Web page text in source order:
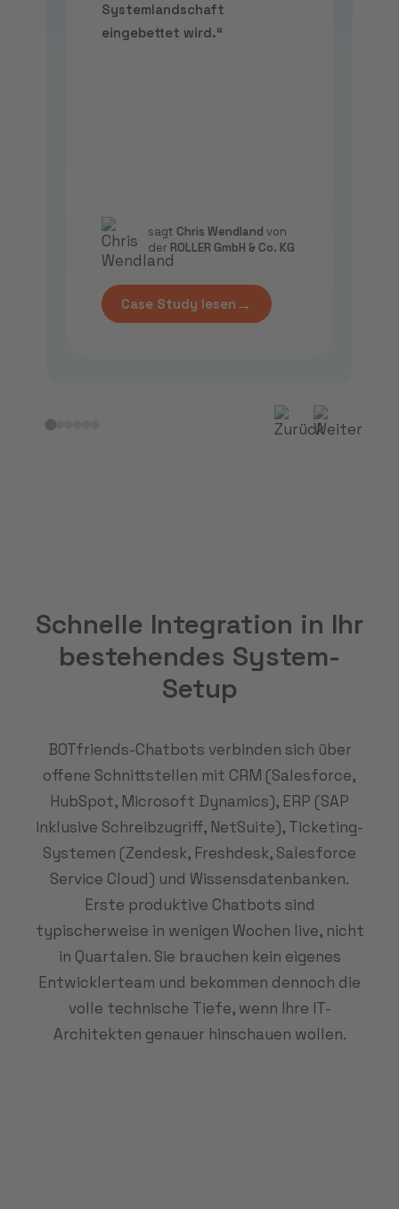
Systemlandschaft
eingebettet wird.“
sagt Chris Wendland von
der ROLLER GmbH & Co. KG
Case Study lesen →
Schnelle Integration in Ihr
bestehendes System-
Setup
BOTfriends-Chatbots verbinden sich über
offene Schnittstellen mit CRM (Salesforce,
HubSpot, Microsoft Dynamics), ERP (SAP
inklusive Schreibzugriff, NetSuite), Ticketing-
Systemen (Zendesk, Freshdesk, Salesforce
Service Cloud) und Wissensdatenbanken.
Erste produktive Chatbots sind
typischerweise in wenigen Wochen live, nicht
in Quartalen. Sie brauchen kein eigenes
Entwicklerteam und bekommen dennoch die
volle technische Tiefe, wenn Ihre IT-
Architekten genauer hinschauen wollen.